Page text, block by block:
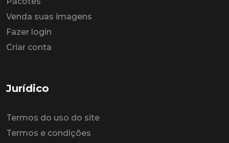
Venda suas imagens
Fazer login
Criar conta
Jurídico
Termos do uso do site
Termos e condições